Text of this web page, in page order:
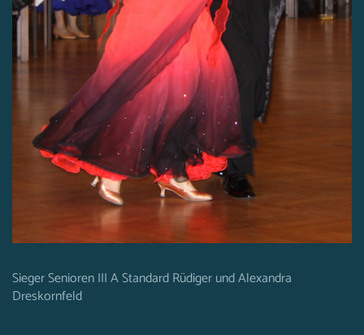
Sieger Senioren III A Standard Rüdiger und Alexandra
Dreskornfeld